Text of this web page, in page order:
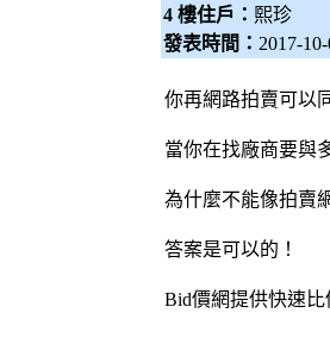
4 樓住戶： 熙珍
發表時間： 2017-
你再網路拍賣可以
當你在找廠商要與
為什麼不能像拍賣
答案是可以的！
Bid價網提供快速比